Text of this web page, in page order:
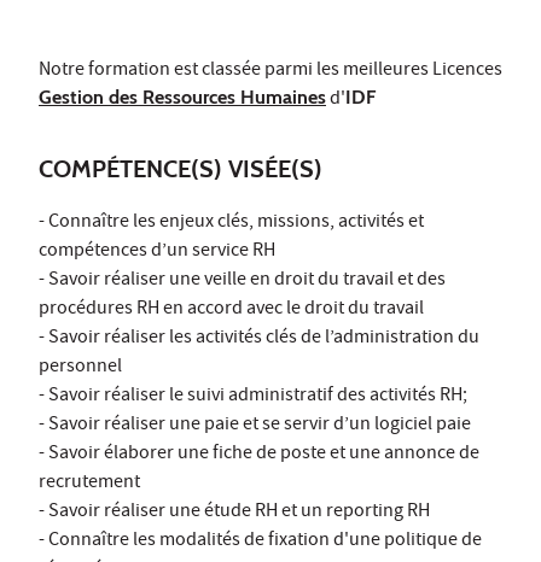
Notre formation est classée parmi les meilleures Licences
Gestion des Ressources Humainesd'IDF
COMPÉTENCE(S) VISÉE(S)
- Connaître les enjeux clés, missions, activités et
compétences d’un service RH
- Savoir réaliser une veille en droit du travail et des
procédures RH en accord avec le droit du travail
- Savoir réaliser les activités clés de l’administration du
personnel
- Savoir réaliser le suivi administratif des activités RH;
- Savoir réaliser une paie et se servir d’un logiciel paie
- Savoir élaborer une fiche de poste et une annonce de
recrutement
- Savoir réaliser une étude RH et un reporting RH
- Connaître les modalités de fixation d'une politique de